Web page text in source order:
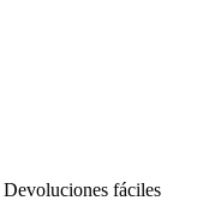
Devoluciones fáciles